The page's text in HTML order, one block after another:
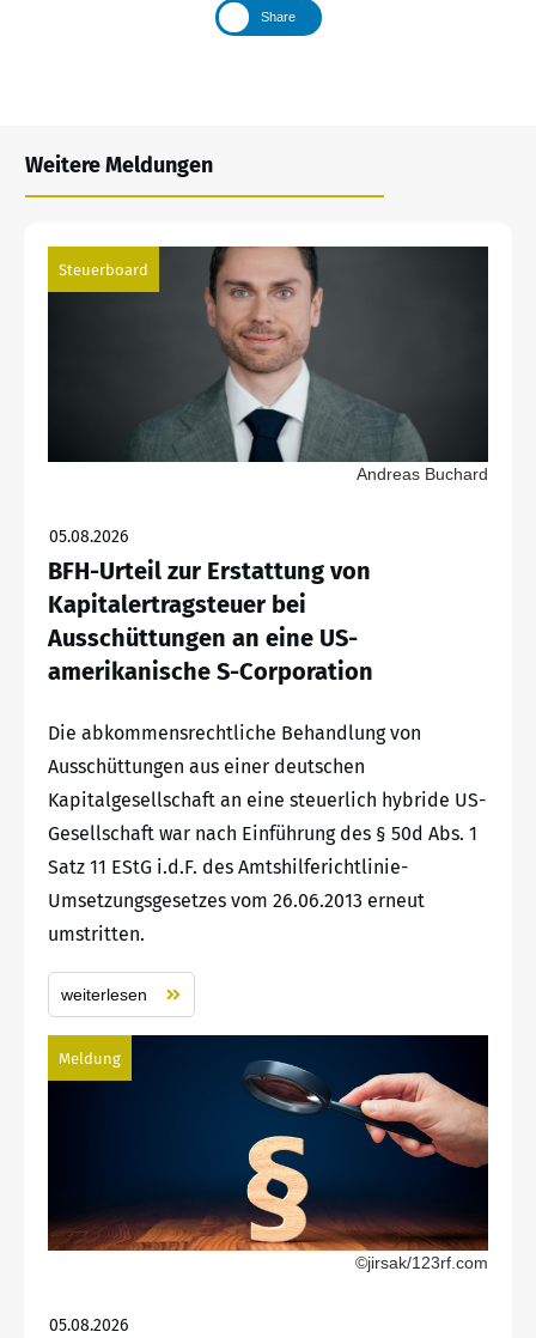
Share
Weitere Meldungen
Steuerboard
Andreas Buchard
05.08.2026
BFH-Urteil zur Erstattung von
Kapitalertragsteuer bei
Ausschüttungen an eine US-
amerikanische S-Corporation
Die abkommensrechtliche Behandlung von
Ausschüttungen aus einer deutschen
Kapitalgesellschaft an eine steuerlich hybride US-
Gesellschaft war nach Einführung des § 50d Abs. 1
Satz 11 EStG i.d.F. des Amtshilferichtlinie-
Umsetzungsgesetzes vom 26.06.2013 erneut
umstritten.
weiterlesen
Meldung
©jirsak/123rf.com
05.08.2026